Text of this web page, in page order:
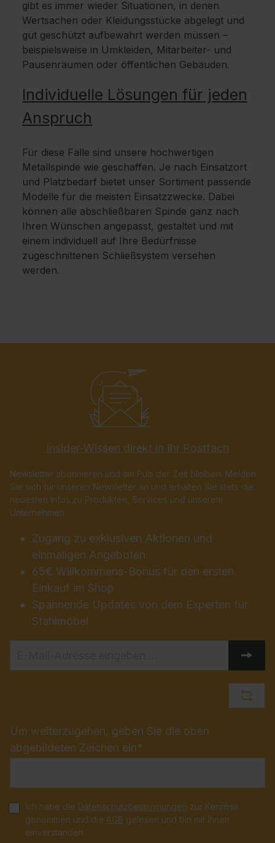
gibt es immer wieder Situationen, in denen
Wertsachen oder Kleidungsstücke abgelegt und
gut geschützt aufbewahrt werden müssen –
beispielsweise in Umkleiden, Mitarbeiter- und
Pausenräumen oder öffentlichen Gebäuden.
Individuelle Lösungen für jeden
Anspruch
Für diese Fälle sind unsere hochwertigen
Metallspinde wie geschaffen. Je nach Einsatzort
und Platzbedarf bietet unser Sortiment passende
Modelle für die meisten Einsatzzwecke. Dabei
können alle abschließbaren Spinde ganz nach
Ihren Wünschen angepasst, gestaltet und mit
einem individuell auf Ihre Bedürfnisse
zugeschnittenen Schließsystem versehen
werden.
Insider-Wissen direkt in Ihr Postfach
Newsletter abonnieren und am Puls der Zeit bleiben: Melden
Sie sich für unseren Newsletter an und erhalten Sie stets die
neuesten Infos zu Produkten, Services und unserem
Unternehmen.
Zugang zu exklusiven Aktionen und
einmaligen Angeboten
65€ Willkommens-Bonus für den ersten
Einkauf im Shop
Spannende Updates von dem Experten für
Stahlmöbel
Um weiterzugehen, geben Sie die oben
abgebildeten Zeichen ein*
Ich habe die Datenschutzbestimmungen zur Kenntnis
genommen und die AGB gelesen und bin mit ihnen
einverstanden.